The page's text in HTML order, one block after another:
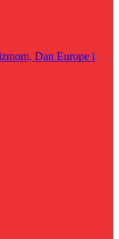
Dan Europe i